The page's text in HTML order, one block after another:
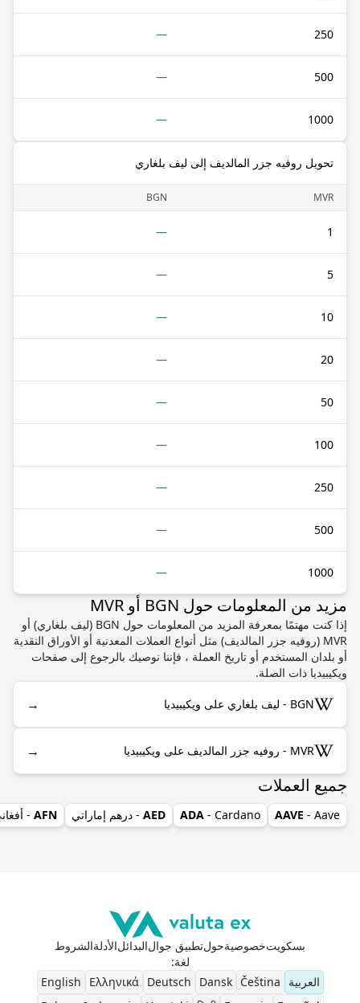
250
—
500
—
1000
—
تحويل روفيه جزر المالديف إلى ليف بلغاري
MVR
BGN
1
—
5
—
10
—
20
—
50
—
100
—
250
—
500
—
1000
—
مزيد من المعلومات حول BGN أو MVR
إذا كنت مهتمًا بمعرفة المزيد من المعلومات حول BGN (ليف بلغاري) أو
MVR (روفيه جزر المالديف) مثل أنواع العملات المعدنية أو الأوراق النقدية
أو بلدان المستخدم أو تاريخ العملة ، فإننا نوصيك بالرجوع إلى صفحات
ويكيبيديا ذات الصلة.
BGN - ليف بلغاري على ويكيبيديا →
MVR - روفيه جزر المالديف على ويكيبيديا →
جميع العملات
AAVE - Aave
ADA - Cardano
AED - درهم إماراتي AFN
-
بسكويتخصوصيةحولتطبيق جوالالبدائلالأدلةالشروط
لغة:
العربية
Čeština
Dansk
Deutsch
Ελληνικά
English